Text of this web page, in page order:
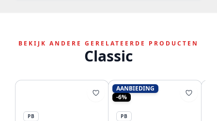
BEKIJK ANDERE GERELATEERDE PRODUCTEN
Classic
PB
AANBIEDING
-6%
PB